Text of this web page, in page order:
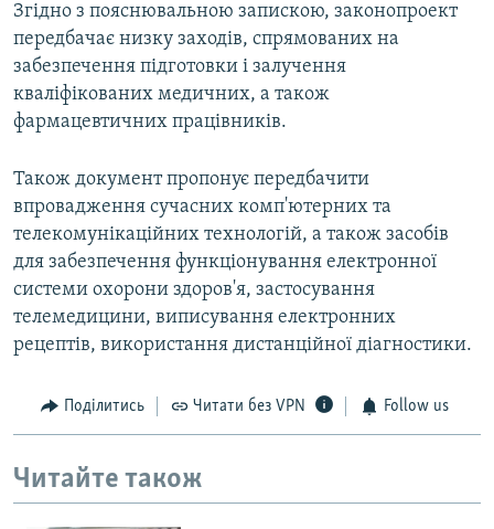
Згідно з пояснювальною запискою, законопроект
передбачає низку заходів, спрямованих на
забезпечення підготовки і залучення
кваліфікованих медичних, а також
фармацевтичних працівників.
Також документ пропонує передбачити
впровадження сучасних комп'ютерних та
телекомунікаційних технологій, а також засобів
для забезпечення функціонування електронної
системи охорони здоров'я, застосування
телемедицини, виписування електронних
рецептів, використання дистанційної діагностики.
Поділитись Читати без VPN Follow us
Читайте також